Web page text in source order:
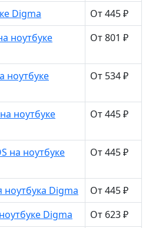
Digma
От 445 ₽
ноутбуке
От 801 ₽
ноутбуке
От 534 ₽
ноутбуке
От 445 ₽
на ноутбуке
От 445 ₽
Digma
От 445 ₽
Digma
От 623 ₽